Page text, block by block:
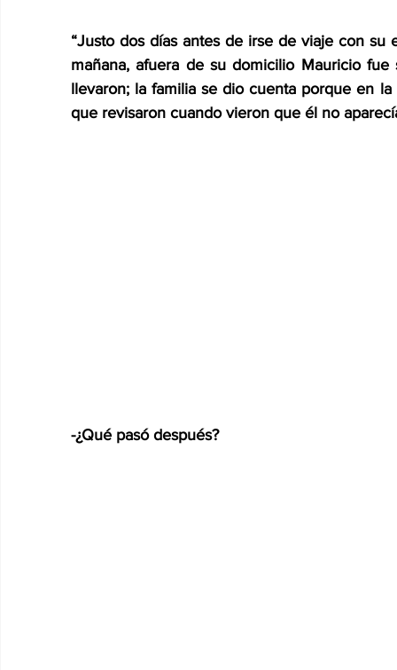
“Justo dos días antes de irse de viaje con su
mañana, afuera de su domicilio Mauricio
llevaron; la familia se dio cuenta porque en
que revisaron cuando vieron que él no
-¿Qué pasó después?